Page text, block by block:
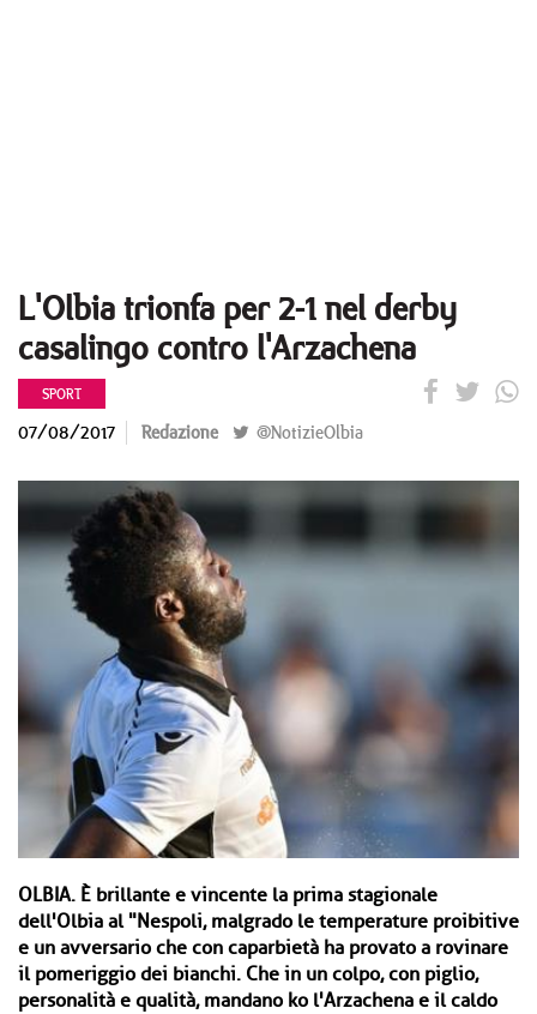
L'Olbia trionfa per 2-1 nel derby
casalingo contro l'Arzachena
SPORT
07/08/2017 Redazione @NotizieOlbia
OLBIA. È brillante e vincente la prima stagionale
dell'Olbia al "Nespoli, malgrado le temperature proibitive
e un avversario che con caparbietà ha provato a rovinare
il pomeriggio dei bianchi. Che in un colpo, con piglio,
personalità e qualità, mandano ko l'Arzachena e il caldo